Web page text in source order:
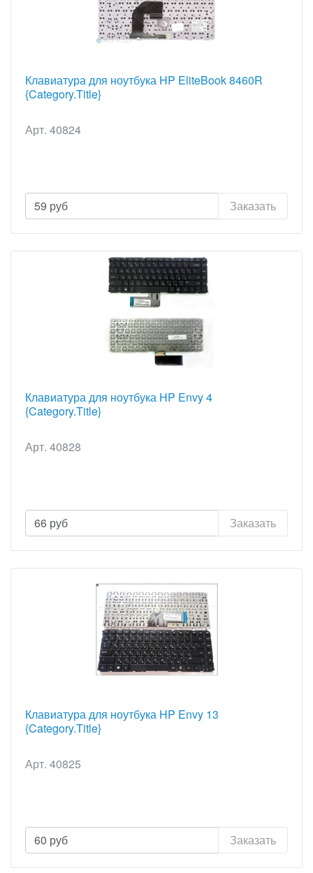
Клавиатура для ноутбука HP EliteBook 8460R
{Category.Title}
Арт. 40824
59 руб Заказать
Клавиатура для ноутбука HP Envy 4
{Category.Title}
Арт. 40828
66 руб Заказать
Клавиатура для ноутбука HP Envy 13
{Category.Title}
Арт. 40825
60 руб Заказать